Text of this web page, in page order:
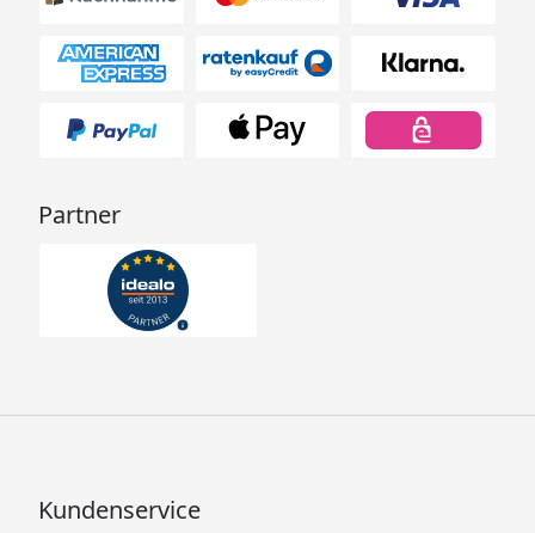
Partner
Kundenservice